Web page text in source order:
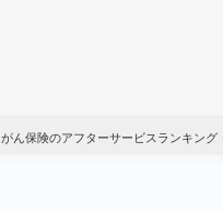
がん保険のアフターサービスランキング